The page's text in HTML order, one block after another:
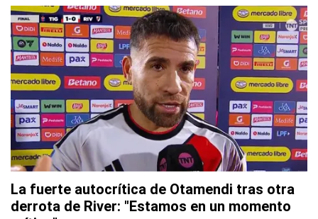
La fuerte autocrítica de Otamendi tras otra
derrota de River: "Estamos en un momento